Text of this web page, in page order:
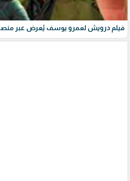
فيلم درويش لعمرو يوسف يُعرض عبر